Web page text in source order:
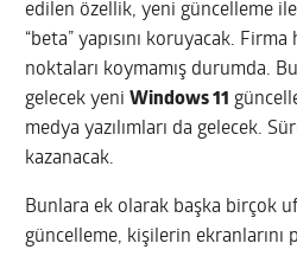
edilen özellik, yeni güncelleme
“beta” yapısını koruyacak.
noktaları koymamış durumda.
gelecek yeniWindows 11
medya yazılımları da gelecek.
kazanacak.
Bunlara ek olarak başka birçok
güncelleme, kişilerin ekranlarını